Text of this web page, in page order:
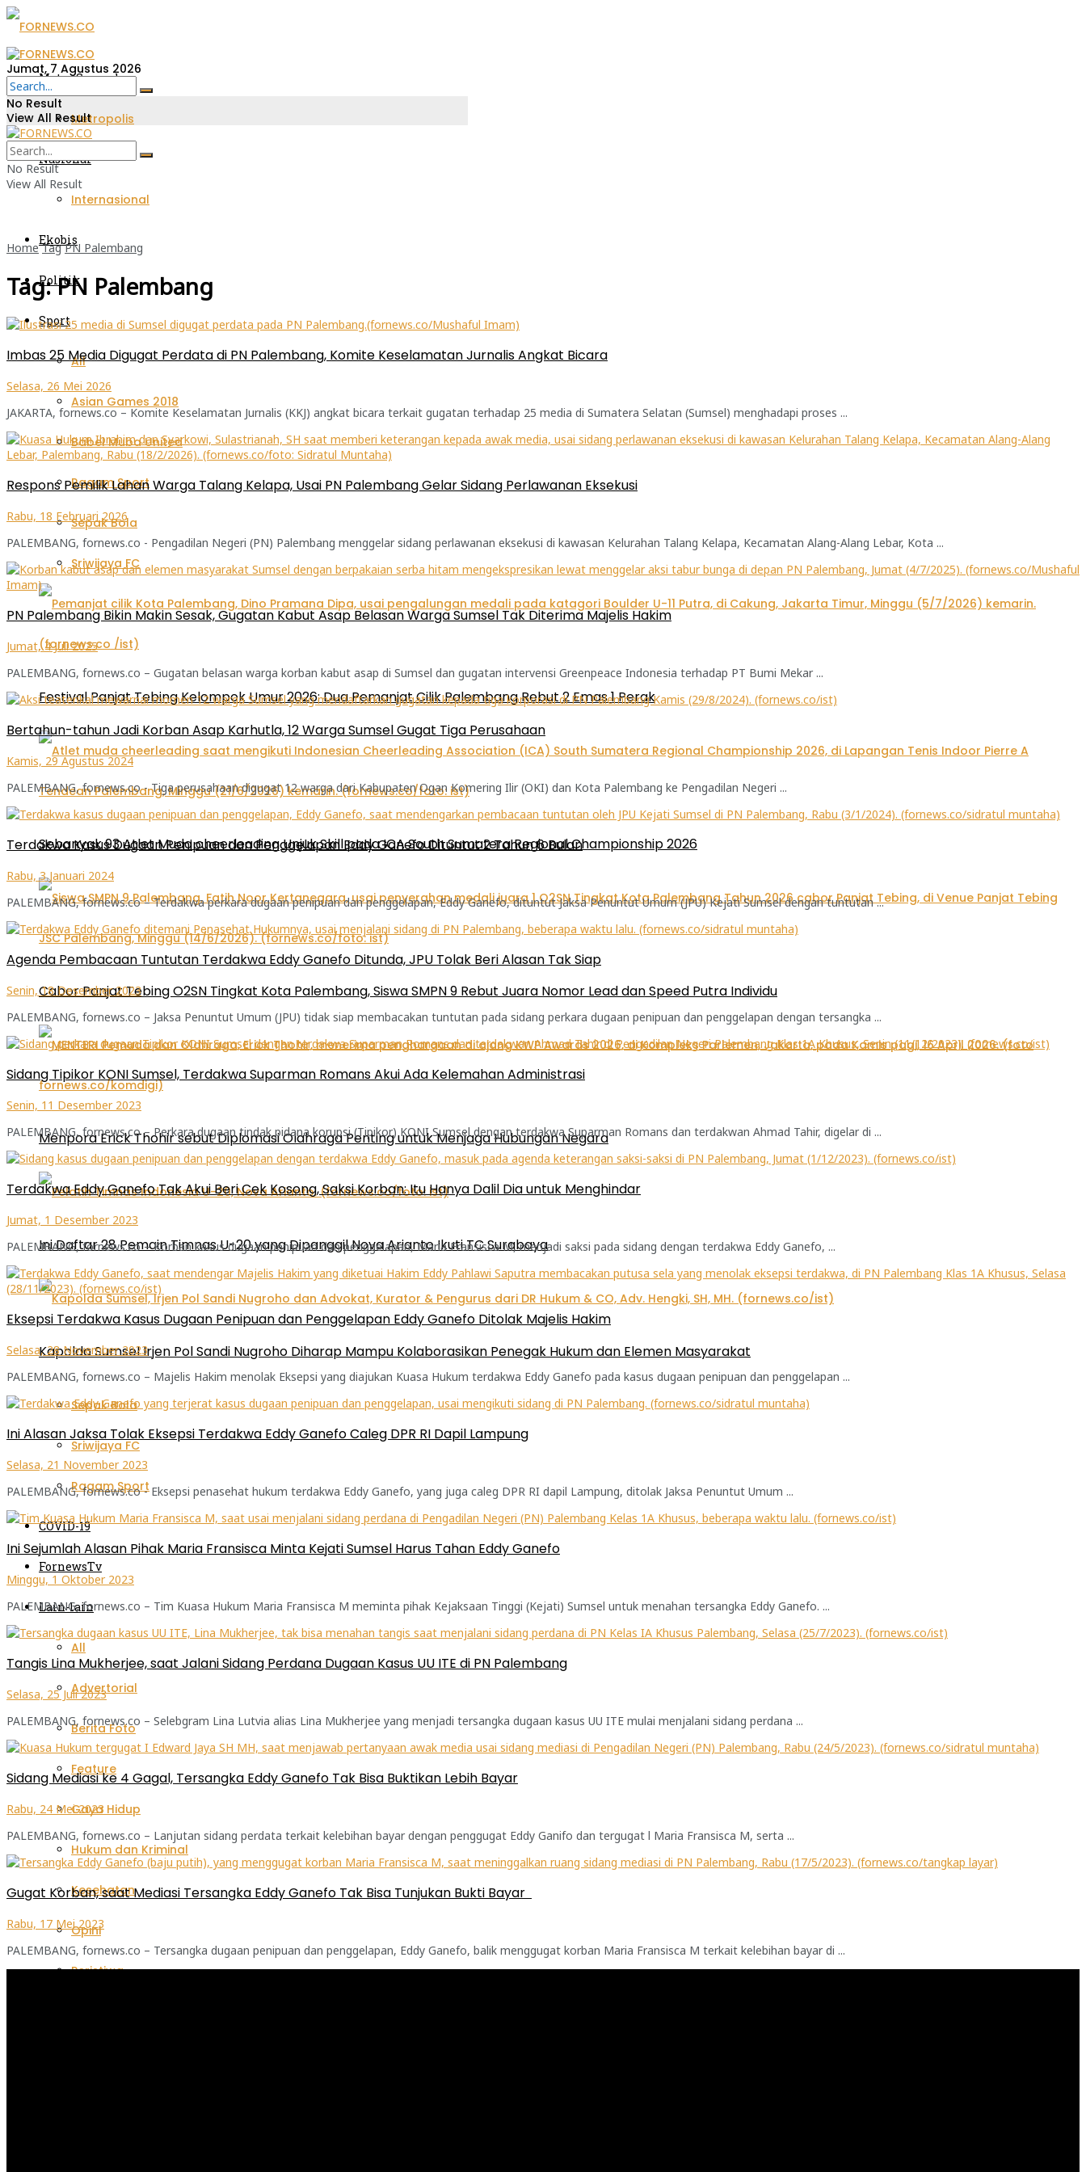
Metro Sumsel
Metropolis
Nasional
Internasional
Ekobis
Politik
Sport
All
Asian Games 2018
Babel Muba United
Ragam Sport
Sepak Bola
Sriwijaya FC
Festival Panjat Tebing Kelompok Umur 2026: Dua Pemanjat Cilik Palembang Rebut 2 Emas 1 Perak
Sebanyak 93 Atlet Muda cheerleading Unjuk Skill pada ICA South Sumatera Regional Championship 2026
Cabor Panjat Tebing O2SN Tingkat Kota Palembang, Siswa SMPN 9 Rebut Juara Nomor Lead dan Speed Putra Individu
Menpora Erick Thohir sebut Diplomasi Olahraga Penting untuk Menjaga Hubungan Negara
Ini Daftar 28 Pemain Timnas U-20 yang Dipanggil Nova Arianto Ikuti TC Surabaya
Kapolda Sumsel Irjen Pol Sandi Nugroho Diharap Mampu Kolaborasikan Penegak Hukum dan Elemen Masyarakat
Sepak Bola
Sriwijaya FC
Ragam Sport
COVID-19
FornewsTv
Lain-lain
All
Advertorial
Berita Foto
Feature
Gaya Hidup
Hukum dan Kriminal
Kesehatan
Opini
Peristiwa
Jumat, 7 Agustus 2026
No Result
View All Result
No Result
View All Result
Home Tag PN Palembang
Tag:PN Palembang
Imbas 25 Media Digugat Perdata di PN Palembang, Komite Keselamatan Jurnalis Angkat Bicara
Selasa, 26 Mei 2026
JAKARTA, fornews.co – Komite Keselamatan Jurnalis (KKJ) angkat bicara terkait gugatan terhadap 25 media di Sumatera Selatan (Sumsel) menghadapi proses ...
Respons Pemilik Lahan Warga Talang Kelapa, Usai PN Palembang Gelar Sidang Perlawanan Eksekusi
Rabu, 18 Februari 2026
PALEMBANG, fornews.co - Pengadilan Negeri (PN) Palembang menggelar sidang perlawanan eksekusi di kawasan Kelurahan Talang Kelapa, Kecamatan Alang-Alang Lebar, Kota ...
PN Palembang Bikin Makin Sesak, Gugatan Kabut Asap Belasan Warga Sumsel Tak Diterima Majelis Hakim
Jumat, 4 Juli 2025
PALEMBANG, fornews.co – Gugatan belasan warga korban kabut asap di Sumsel dan gugatan intervensi Greenpeace Indonesia terhadap PT Bumi Mekar ...
Bertahun-tahun Jadi Korban Asap Karhutla, 12 Warga Sumsel Gugat Tiga Perusahaan
Kamis, 29 Agustus 2024
PALEMBANG, fornews.co - Tiga perusahaan digugat 12 warga dari Kabupaten Ogan Komering Ilir (OKI) dan Kota Palembang ke Pengadilan Negeri ...
Terdakwa Kasus Dugaan Penipuan dan Penggelapan Eddy Ganefo Dituntut 2 Tahun 6 Bulan
Rabu, 3 Januari 2024
PALEMBANG, fornews.co – Terdakwa perkara dugaan penipuan dan penggelapan, Eddy Ganefo, dituntut Jaksa Penuntut Umum (JPU) Kejati Sumsel dengan tuntutan ...
Agenda Pembacaan Tuntutan Terdakwa Eddy Ganefo Ditunda, JPU Tolak Beri Alasan Tak Siap
Senin, 18 Desember 2023
PALEMBANG, fornews.co – Jaksa Penuntut Umum (JPU) tidak siap membacakan tuntutan pada sidang perkara dugaan penipuan dan penggelapan dengan tersangka ...
Sidang Tipikor KONI Sumsel, Terdakwa Suparman Romans Akui Ada Kelemahan Administrasi
Senin, 11 Desember 2023
PALEMBANG, fornews.co – Perkara dugaan tindak pidana korupsi (Tipikor) KONI Sumsel dengan terdakwa Suparman Romans dan terdakwan Ahmad Tahir, digelar di ...
Terdakwa Eddy Ganefo Tak Akui Beri Cek Kosong, Saksi Korban: Itu Hanya Dalil Dia untuk Menghindar
Jumat, 1 Desember 2023
PALEMBANG, fornews.co – Korban kasus dugaan penipuan dan penggelapan, Maria Fransisca M, menjadi saksi pada sidang dengan terdakwa Eddy Ganefo, ...
Eksepsi Terdakwa Kasus Dugaan Penipuan dan Penggelapan Eddy Ganefo Ditolak Majelis Hakim
Selasa, 28 November 2023
PALEMBANG, fornews.co – Majelis Hakim menolak Eksepsi yang diajukan Kuasa Hukum terdakwa Eddy Ganefo pada kasus dugaan penipuan dan penggelapan ...
Ini Alasan Jaksa Tolak Eksepsi Terdakwa Eddy Ganefo Caleg DPR RI Dapil Lampung
Selasa, 21 November 2023
PALEMBANG, fornews.co - Eksepsi penasehat hukum terdakwa Eddy Ganefo, yang juga caleg DPR RI dapil Lampung, ditolak Jaksa Penuntut Umum ...
Ini Sejumlah Alasan Pihak Maria Fransisca Minta Kejati Sumsel Harus Tahan Eddy Ganefo
Minggu, 1 Oktober 2023
PALEMBANG, fornews.co – Tim Kuasa Hukum Maria Fransisca M meminta pihak Kejaksaan Tinggi (Kejati) Sumsel untuk menahan tersangka Eddy Ganefo. ...
Tangis Lina Mukherjee, saat Jalani Sidang Perdana Dugaan Kasus UU ITE di PN Palembang
Selasa, 25 Juli 2023
PALEMBANG, fornews.co – Selebgram Lina Lutvia alias Lina Mukherjee yang menjadi tersangka dugaan kasus UU ITE mulai menjalani sidang perdana ...
Sidang Mediasi ke 4 Gagal, Tersangka Eddy Ganefo Tak Bisa Buktikan Lebih Bayar
Rabu, 24 Mei 2023
PALEMBANG, fornews.co – Lanjutan sidang perdata terkait kelebihan bayar dengan penggugat Eddy Ganifo dan tergugat l Maria Fransisca M, serta ...
Gugat Korban, saat Mediasi Tersangka Eddy Ganefo Tak Bisa Tunjukan Bukti Bayar
Rabu, 17 Mei 2023
PALEMBANG, fornews.co – Tersangka dugaan penipuan dan penggelapan, Eddy Ganefo, balik menggugat korban Maria Fransisca M terkait kelebihan bayar di ...